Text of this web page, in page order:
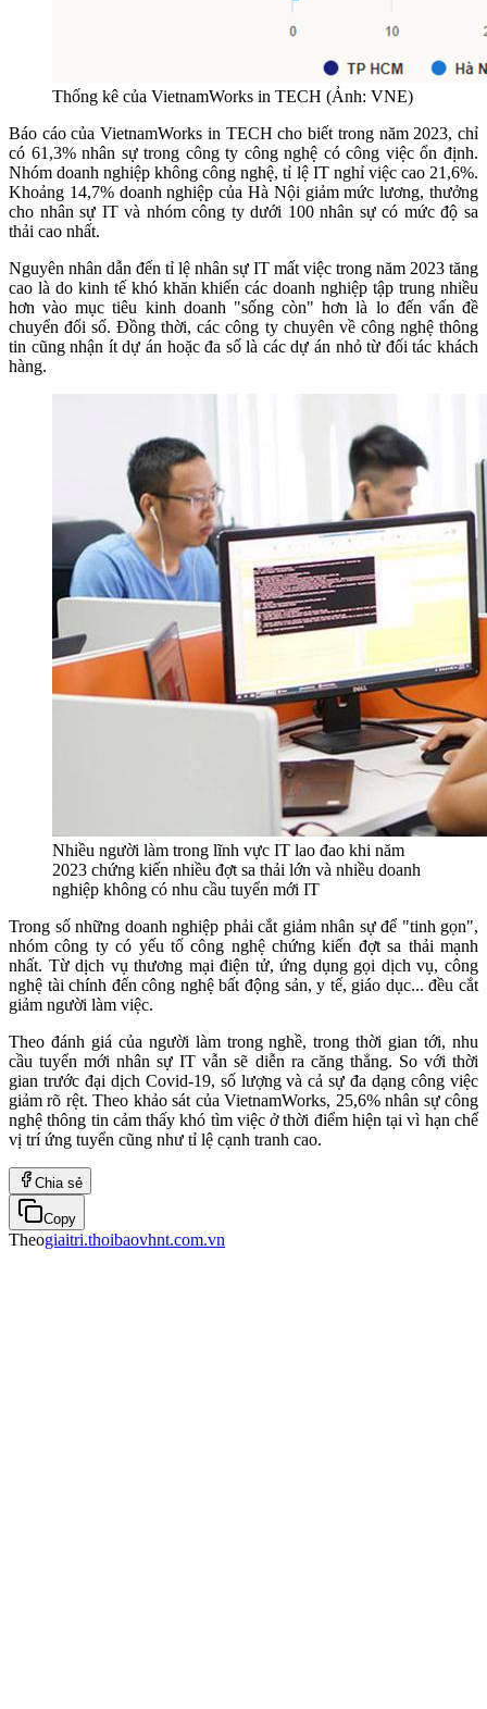
Thống kê của VietnamWorks in TECH (Ảnh: VNE)
Báo cáo của VietnamWorks in TECH cho biết trong năm 2023, chỉ
có 61,3% nhân sự trong công ty công nghệ có công việc ổn định.
Nhóm doanh nghiệp không công nghệ, tỉ lệ IT nghỉ việc cao 21,6%.
Khoảng 14,7% doanh nghiệp của Hà Nội giảm mức lương, thưởng
cho nhân sự IT và nhóm công ty dưới 100 nhân sự có mức độ sa
thải cao nhất.
Nguyên nhân dẫn đến tỉ lệ nhân sự IT mất việc trong năm 2023 tăng
cao là do kinh tế khó khăn khiến các doanh nghiệp tập trung nhiều
hơn vào mục tiêu kinh doanh "sống còn" hơn là lo đến vấn đề
chuyển đổi số. Đồng thời, các công ty chuyên về công nghệ thông
tin cũng nhận ít dự án hoặc đa số là các dự án nhỏ từ đối tác khách
hàng.
Nhiều người làm trong lĩnh vực IT lao đao khi năm
2023 chứng kiến nhiều đợt sa thải lớn và nhiều doanh
nghiệp không có nhu cầu tuyển mới IT
Trong số những doanh nghiệp phải cắt giảm nhân sự để "tinh gọn",
nhóm công ty có yếu tố công nghệ chứng kiến đợt sa thải mạnh
nhất. Từ dịch vụ thương mại điện tử, ứng dụng gọi dịch vụ, công
nghệ tài chính đến công nghệ bất động sản, y tế, giáo dục... đều cắt
giảm người làm việc.
Theo đánh giá của người làm trong nghề, trong thời gian tới, nhu
cầu tuyển mới nhân sự IT vẫn sẽ diễn ra căng thẳng. So với thời
gian trước đại dịch Covid-19, số lượng và cả sự đa dạng công việc
giảm rõ rệt. Theo khảo sát của VietnamWorks, 25,6% nhân sự công
nghệ thông tin cảm thấy khó tìm việc ở thời điểm hiện tại vì hạn chế
vị trí ứng tuyển cũng như tỉ lệ cạnh tranh cao.
Chia sẻ
Copy
Theogiaitri.thoibaovhnt.com.vn